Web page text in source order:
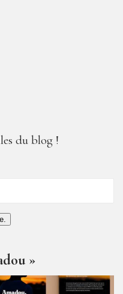
du blog !
»